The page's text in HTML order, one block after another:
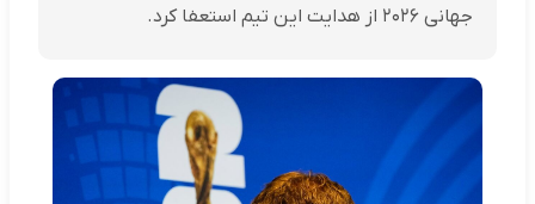
جهانی ۲۰۲۶ از هدایت این تیم استعفا کرد.